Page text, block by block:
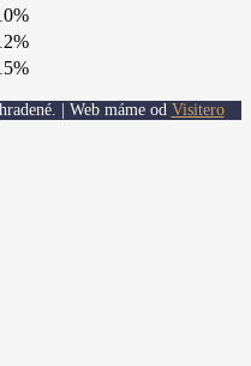
| Web máme od Visitero